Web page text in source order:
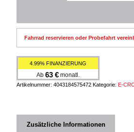
Fahrrad reservieren oder Probefahrt
4.99% FINANZIERUNG
Ab 63 €monatl.
Artikelnummer: 4043184575472 Kategorie: E-
Zusätzliche Informationen